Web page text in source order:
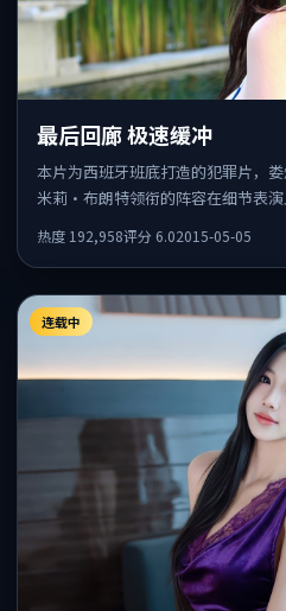
最后回廊 极速缓冲
本片为西班牙班底打造的犯罪片，
米莉·布朗特领衔的阵容在细节表
热度 192,958评分 6.02015-05-05
连载中